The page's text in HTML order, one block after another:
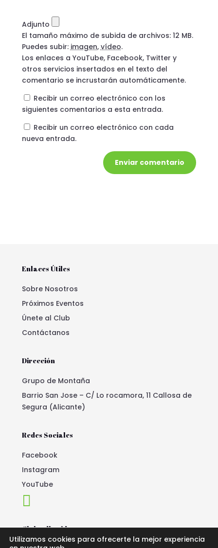
Adjunto
El tamaño máximo de subida de archivos: 12 MB.
Puedes subir:imagen, vídeo.
Los enlaces a YouTube, Facebook, Twitter y
otros servicios insertados en el texto del
comentario se incrustarán automáticamente.
Recibir un correo electrónico con los
siguientes comentarios a esta entrada.
Recibir un correo electrónico con cada
nueva entrada.
Enviar comentario
Enlaces Útiles
Sobre Nosotros
Próximos Eventos
Únete al Club
Contáctanos
Dirección
Grupo de Montaña
Barrio San Jose – C/ Lo rocamora, 11 Callosa de
Segura (Alicante)
Redes Sociales
Facebook
Instagram
YouTube

Club adherido
Utilizamos cookies para ofrecerte la mejor experiencia